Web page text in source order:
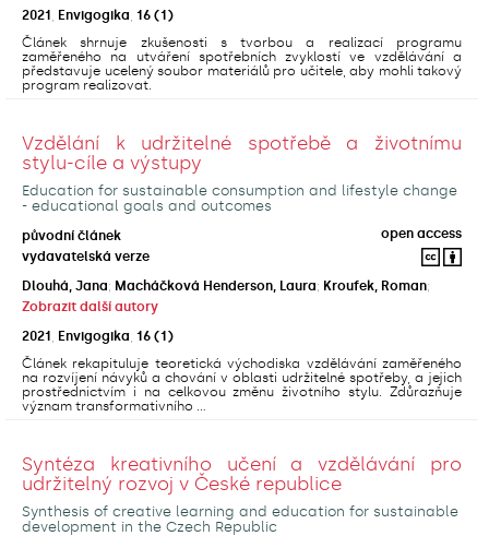
2021 Envigogika 16 (1)
Článek shrnuje zkušenosti s tvorbou a realizací programu
zaměřeného na utváření spotřebních zvyklostí ve vzdělávání a
představuje ucelený soubor materiálů pro učitele, aby mohli takový
program realizovat.
Vzdělání k udržitelné spotřebě a životnímu
stylu-cíle a výstupy
Education for sustainable consumption and lifestyle change
- educational goals and outcomes
původní článek
open access
vydavatelská verze
Dlouhá, Jana; Macháčková Henderson, Laura; Kroufek, Roman;
Zobrazit další autory
2021 Envigogika 16 (1)
Článek rekapituluje teoretická východiska vzdělávání zaměřeného
na rozvíjení návyků a chování v oblasti udržitelné spotřeby, a jejich
prostřednictvím i na celkovou změnu životního stylu. Zdůrazňuje
význam transformativního ...
Syntéza kreativního učení a vzdělávání pro
udržitelný rozvoj v České republice
Synthesis of creative learning and education for sustainable
development in the Czech Republic